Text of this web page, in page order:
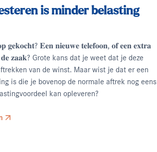
is minder belasting
𝐠𝐞𝐤𝐨𝐜𝐡𝐭? 𝐄𝐞𝐧 𝐧𝐢𝐞𝐮𝐰𝐞 𝐭𝐞𝐥𝐞𝐟𝐨𝐨𝐧, 𝐨𝐟 𝐞𝐞𝐧 𝐞𝐱𝐭𝐫𝐚
𝐳𝐚𝐚𝐤? Grote kans dat je weet dat je deze
van de winst. Maar wist je dat er een
is die je bovenop de normale aftrek nog eens
kan opleveren?